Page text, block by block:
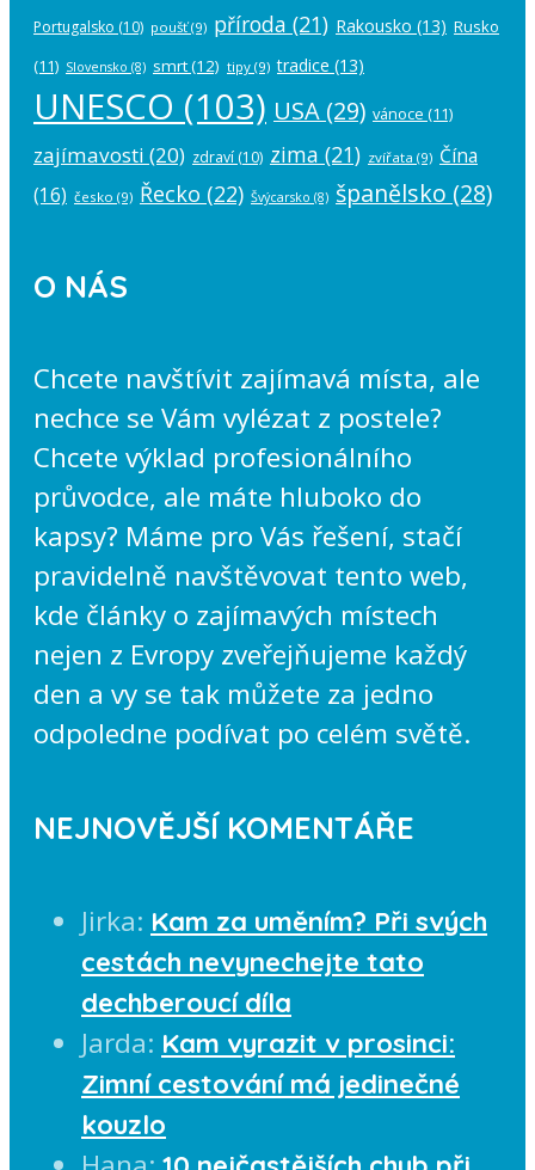
Portugalsko (10) poušť(9) příroda (21) Rakousko (13) Rusko
(11) Slovensko (8) smrt(12) tipy (9) tradice (13)
UNESCO (103) USA (29) vánoce (11)
zajímavosti (20) zdraví (10) zima (21) zvířata (9) Čína
(16) česko (9) Řecko (22) Švýcarsko (8) španělsko (28)
O NÁS
Chcete navštívit zajímavá místa, ale
nechce se Vám vylézat z postele?
Chcete výklad profesionálního
průvodce, ale máte hluboko do
kapsy? Máme pro Vás řešení, stačí
pravidelně navštěvovat tento web,
kde články o zajímavých místech
nejen z Evropy zveřejňujeme každý
den a vy se tak můžete za jedno
odpoledne podívat po celém světě.
NEJNOVĚJŠÍ KOMENTÁŘE
Jirka: Kam za uměním? Při svých
cestách nevynechejte tato
dechberoucí díla
Jarda: Kam vyrazit v prosinci:
Zimní cestování má jedinečné
kouzlo